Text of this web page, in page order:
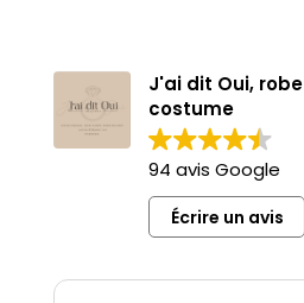
J'ai dit Oui,
costume
94 avis Google
Écrire un avis